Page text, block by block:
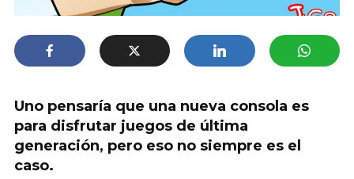
Uno pensaría que una nueva consola es
para disfrutar juegos de última
generación, pero eso no siempre es el
caso.